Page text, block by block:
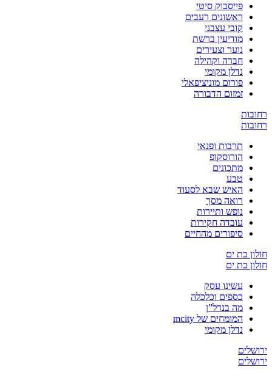
פייסבוק סיטי
ראשונים רעבים
קובי עצבני
מודיעין ברשת
נוער וצעירים
חברה וקהילה
נדלן מקומי
פורום מוניציפאלי
זמזום הדבורה
תרבות ופנאי
הורוסקופ
מתכונים
טבע
האיש שבא לסעוד
רואה מסך
נופש ותיירות
עובדה חקירות
סיפורים מהחיים
בת ים
בת ים
עשינו עסק
כספים וכלכלה
מה בנדל”ן
המומחים של mcity
נדלן מקומי